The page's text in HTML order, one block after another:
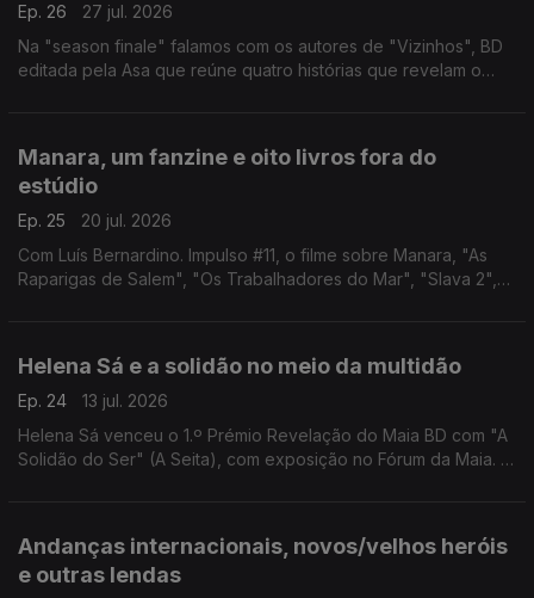
Ep. 26
27 jul. 2026
Na "season finale" falamos com os autores de "Vizinhos", BD
editada pela Asa que reúne quatro histórias que revelam o
Manara, um fanzine e oito livros fora do
estúdio
Ep. 25
20 jul. 2026
Com Luís Bernardino. Impulso #11, o filme sobre Manara, "As
Raparigas de Salem", "Os Trabalhadores do Mar", "Slava 2",
Helena Sá e a solidão no meio da multidão
Ep. 24
13 jul. 2026
Helena Sá venceu o 1.º Prémio Revelação do Maia BD com "A
Solidão do Ser" (A Seita), com exposição no Fórum da Maia. E
Andanças internacionais, novos/velhos heróis
e outras lendas